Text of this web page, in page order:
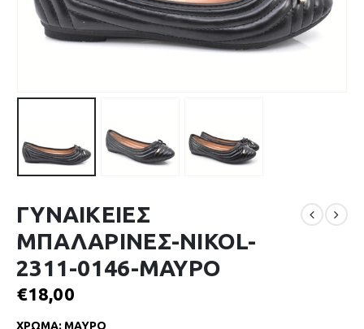
ΓΥΝΑΙΚΕΙΕΣ
ΜΠΑΛΑΡΙΝΕΣ-NIKOL-
2311-0146-ΜΑΥΡΟ
€18,00
ΧΡΩΜΑ: ΜΑΥΡΟ